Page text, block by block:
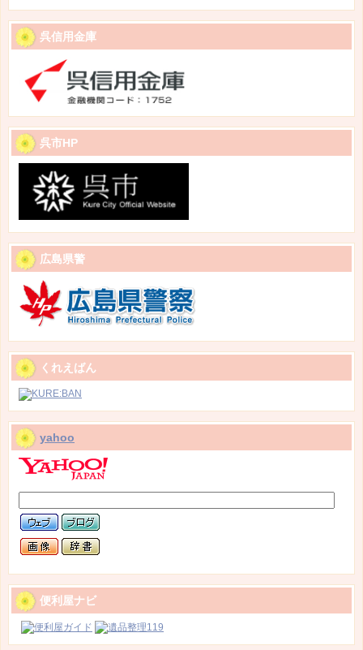
呉信用金庫
呉市HP
広島県警
くれえばん
yahoo
便利屋ナビ